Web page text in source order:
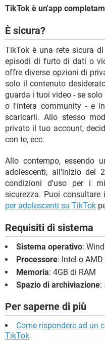
TikTok è un'app
È sicura?
TikTok è una rete sicura
episodi di furto di dati o
offre diverse opzioni di
solo il contenuto
guarda i tuoi video - se
o l'intera community - e
scaricarli. Allo stesso
privato il tuo account,
con te, ecc.
Allo contempo, essendo
adolescenti, all'inizio del
condizioni d'uso per i
sicurezza. Puoi
per adolescenti su TikTok
Requisiti di sistema
Sistema operativo:
Processore: Intel o AMD
Memoria: 4GB di RAM
Spazio di archiviazione:
Per saperne di più
Come rispondere ad un
TikTok